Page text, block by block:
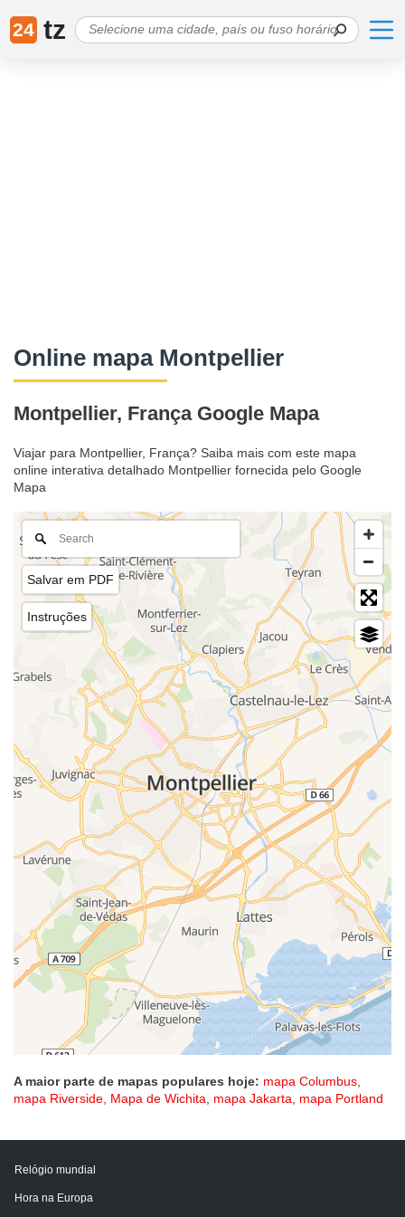
24 tz
Online mapa Montpellier
Montpellier, França Google Mapa
Viajar para Montpellier, França? Saiba mais com este mapa
online interativa detalhado Montpellier fornecida pelo Google
Mapa
Salvar em PDF
Instruções
A maior parte de mapas populares hoje: mapa Columbus,
mapa Riverside, Mapa de Wichita, mapa Jakarta, mapa Portland
Relógio mundial
Hora na Europa